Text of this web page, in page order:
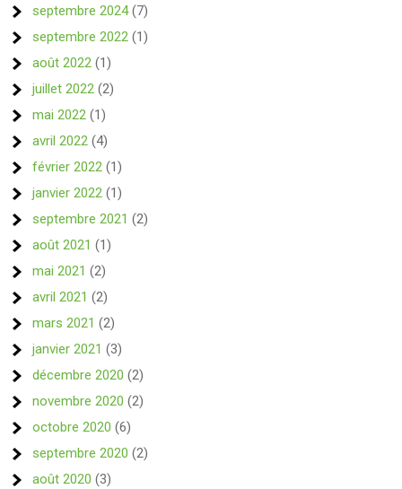
septembre 2024(7)
septembre 2022 (1)
août 2022 (1)
juillet 2022 (2)
mai 2022 (1)
avril 2022 (4)
février 2022 (1)
janvier 2022 (1)
septembre 2021 (2)
août 2021 (1)
mai 2021 (2)
avril 2021 (2)
mars 2021 (2)
janvier 2021 (3)
décembre 2020 (2)
novembre 2020 (2)
octobre 2020 (6)
septembre 2020 (2)
août 2020 (3)